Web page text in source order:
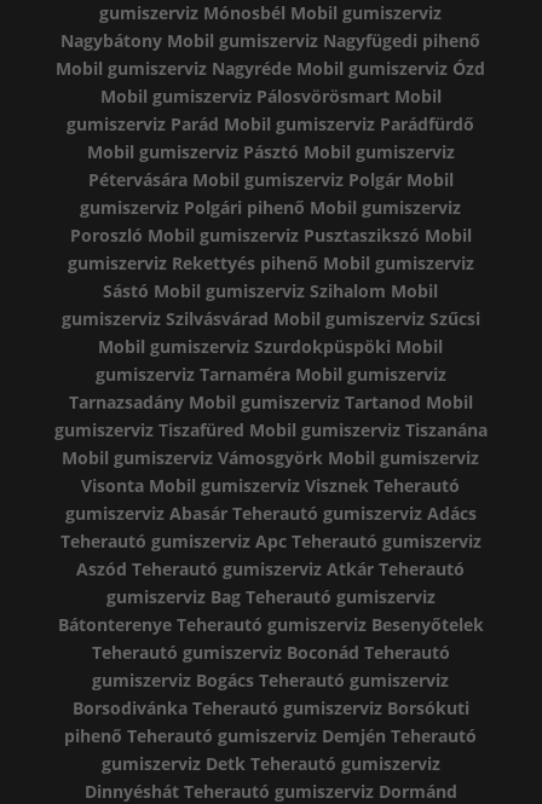
gumiszerviz Mónosbél Mobil gumiszerviz
Nagybátony Mobil gumiszerviz Nagyfügedi pihenő
Mobil gumiszerviz Nagyréde Mobil gumiszerviz Ózd
Mobil gumiszerviz Pálosvörösmart Mobil
gumiszerviz Parád Mobil gumiszerviz Parádfürdő
Mobil gumiszerviz Pásztó Mobil gumiszerviz
Pétervására Mobil gumiszerviz Polgár Mobil
gumiszerviz Polgári pihenő Mobil gumiszerviz
Poroszló Mobil gumiszerviz Pusztaszikszó Mobil
gumiszerviz Rekettyés pihenő Mobil gumiszerviz
Sástó Mobil gumiszerviz Szihalom Mobil
gumiszerviz Szilvásvárad Mobil gumiszerviz Szűcsi
Mobil gumiszerviz Szurdokpüspöki Mobil
gumiszerviz Tarnaméra Mobil gumiszerviz
Tarnazsadány Mobil gumiszerviz Tartanod Mobil
gumiszerviz Tiszafüred Mobil gumiszerviz Tiszanána
Mobil gumiszerviz Vámosgyörk Mobil gumiszerviz
Visonta Mobil gumiszerviz Visznek Teherautó
gumiszerviz Abasár Teherautó gumiszerviz Adács
Teherautó gumiszerviz Apc Teherautó gumiszerviz
Aszód Teherautó gumiszerviz Atkár Teherautó
gumiszerviz Bag Teherautó gumiszerviz
Bátonterenye Teherautó gumiszerviz Besenyőtelek
Teherautó gumiszerviz Boconád Teherautó
gumiszerviz Bogács Teherautó gumiszerviz
Borsodivánka Teherautó gumiszerviz Borsókuti
pihenő Teherautó gumiszerviz Demjén Teherautó
gumiszerviz Detk Teherautó gumiszerviz
Dinnyéshát Teherautó gumiszerviz Dormánd